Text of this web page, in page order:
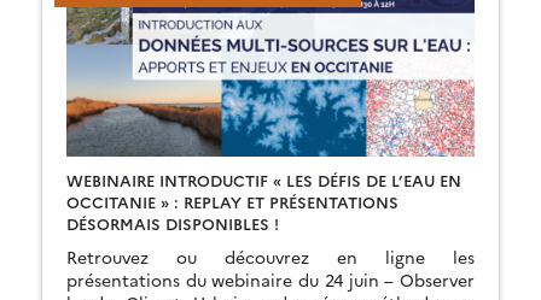
WEBINAIRE INTRODUCTIF « LES DÉFIS DE L’EAU EN
OCCITANIE » : REPLAY ET PRÉSENTATIONS
DÉSORMAIS DISPONIBLES !
Retrouvez ou découvrez en ligne les
présentations du webinaire du 24 juin – Observer